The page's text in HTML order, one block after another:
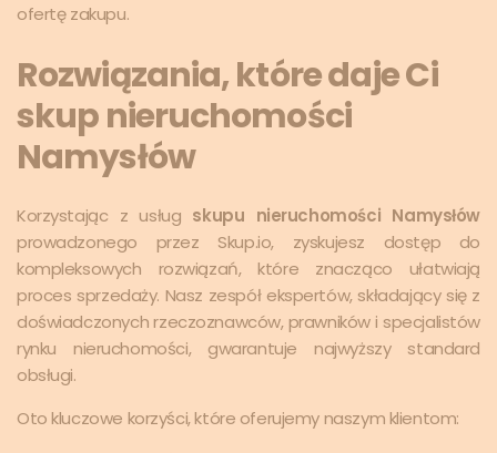
ofertę zakupu.
Rozwiązania, które daje Ci
skup nieruchomości
Namysłów
Korzystając z usług skupu nieruchomości Namysłów
prowadzonego przez Skup.io, zyskujesz dostęp do
kompleksowych rozwiązań, które znacząco ułatwiają
proces sprzedaży. Nasz zespół ekspertów, składający się z
doświadczonych rzeczoznawców, prawników i specjalistów
rynku nieruchomości, gwarantuje najwyższy standard
obsługi.
Oto kluczowe korzyści, które oferujemy naszym klientom: